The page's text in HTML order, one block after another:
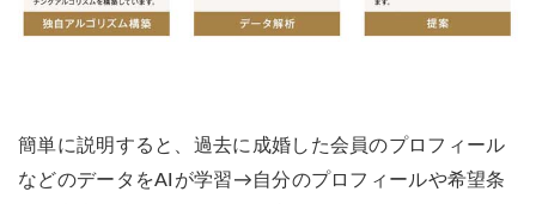
簡単に説明すると、過去に成婚した会員のプロフィール
などのデータをAIが学習→自分のプロフィールや希望条